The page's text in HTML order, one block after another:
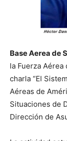
Base Aerea de
la Fuerza
charla “El
Aéreas de
Situaciones de
Dirección de